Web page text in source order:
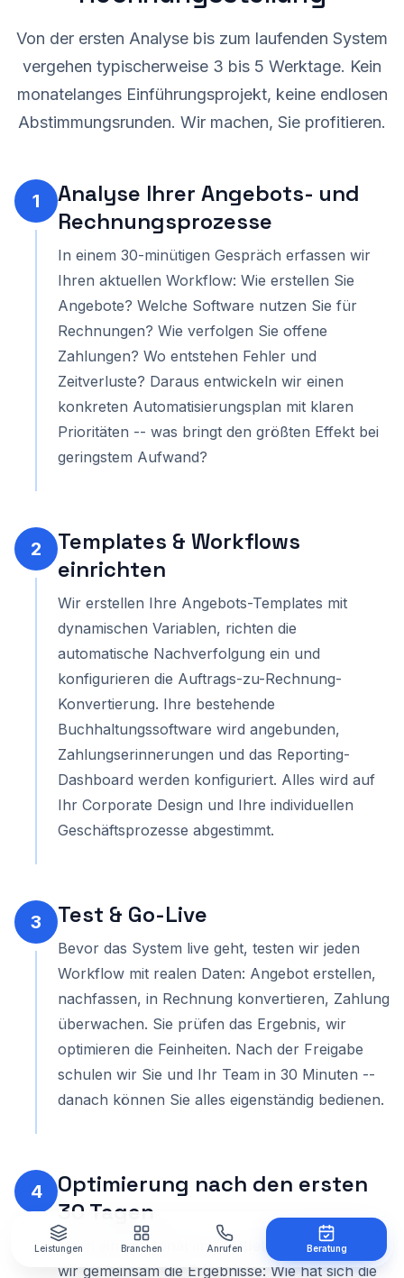
Von der ersten Analyse bis zum laufenden System
vergehen typischerweise 3 bis 5 Werktage. Kein
monatelanges Einführungsprojekt, keine endlosen
Abstimmungsrunden. Wir machen, Sie profitieren.
1
Analyse Ihrer Angebots- und
Rechnungsprozesse
In einem 30-minütigen Gespräch erfassen wir
Ihren aktuellen Workflow: Wie erstellen Sie
Angebote? Welche Software nutzen Sie für
Rechnungen? Wie verfolgen Sie offene
Zahlungen? Wo entstehen Fehler und
Zeitverluste? Daraus entwickeln wir einen
konkreten Automatisierungsplan mit klaren
Prioritäten -- was bringt den größten Effekt bei
geringstem Aufwand?
2
Templates & Workflows
einrichten
Wir erstellen Ihre Angebots-Templates mit
dynamischen Variablen, richten die
automatische Nachverfolgung ein und
konfigurieren die Auftrags-zu-Rechnung-
Konvertierung. Ihre bestehende
Buchhaltungssoftware wird angebunden,
Zahlungserinnerungen und das Reporting-
Dashboard werden konfiguriert. Alles wird auf
Ihr Corporate Design und Ihre individuellen
Geschäftsprozesse abgestimmt.
3 Test & Go-Live
Bevor das System live geht, testen wir jeden
Workflow mit realen Daten: Angebot erstellen,
nachfassen, in Rechnung konvertieren, Zahlung
überwachen. Sie prüfen das Ergebnis, wir
optimieren die Feinheiten. Nach der Freigabe
schulen wir Sie und Ihr Team in 30 Minuten --
danach können Sie alles eigenständig bedienen.
4
Optimierung nach den ersten
30 Tagen
Nach einem Monat im Echtbetrieb analysieren
wir gemeinsam die Ergebnisse: Wie hat sich die
Leistungen Branchen Anrufen Beratung